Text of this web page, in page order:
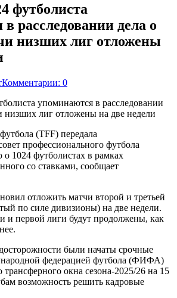
футболиста
расследовании дела о
низших лиг отложены
Комментарии: 0
(TFF) передала
профессионального футбола
1024 футболистах в рамках
со ставками, сообщает
отложить матчи второй и третьей
по силе дивизионы) на две недели.
и первой лиги будут продолжены, как
были начаты срочные
федерацией футбола (ФИФА)
окна сезона‑2025/26 на 15
возможность решить кадровые